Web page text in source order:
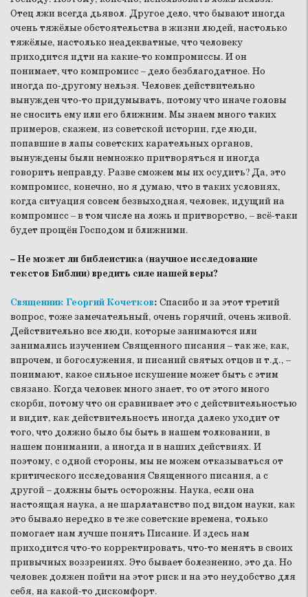
Отец лжи всегда дьявол. Другое дело, что бывают иногда
очень тяжёлые обстоятельства в жизни людей, настолько
тяжёлые, настолько неадекватные, что человеку
приходится идти на какие-то компромиссы. И он
понимает, что компромисс – дело безблагодатное. Но
иногда по-другому нельзя. Человек действительно
вынужден что-то придумывать, потому что иначе головы
не сносить ему или его ближним. Мы знаем много таких
примеров, скажем, из советской истории, где люди,
попавшие в лапы советских карательных органов,
вынуждены были немножко притворяться и иногда
говорить неправду. Разве сможем мы их осудить? Да, это
компромисс, конечно, но я думаю, что в таких условиях,
когда ситуация совсем безвыходная, человек, идущий на
компромисс – в том числе на ложь и притворство, – всё-таки
будет прощён Господом и ближними.
– Не может ли библеистика (научное исследование
текстов Библии) вредить силе нашей веры?
Священник Георгий Кочетков: Спасибо и за этот третий
вопрос, тоже замечательный, очень горячий, очень живой.
Действительно все люди, которые занимаются или
занимались изучением Священного писания – так же, как,
впрочем, и богослужения, и писаний святых отцов и т.д., –
понимают, какое сильное искушение может быть с этим
связано. Когда человек много знает, то от этого много
скорби, потому что он сравнивает это с действительностью
и видит, как действительность иногда далеко уходит от
того, что должно было бы быть в нашем толковании, в
нашем понимании, а иногда и в наших действиях. И
поэтому, с одной стороны, мы не можем отказываться от
критического исследования Священного писания, а с
другой – должны быть осторожны. Наука, если она
настоящая наука, а не шарлатанство под видом науки, как
это бывало нередко в те же советские времена, только
помогает нам лучше понять Писание. И здесь нам
приходится что-то корректировать, что-то менять в своих
привычных воззрениях. Это бывает болезненно, это да. Но
человек должен пойти на этот риск и на это неудобство для
себя, на какой-то дискомфорт.